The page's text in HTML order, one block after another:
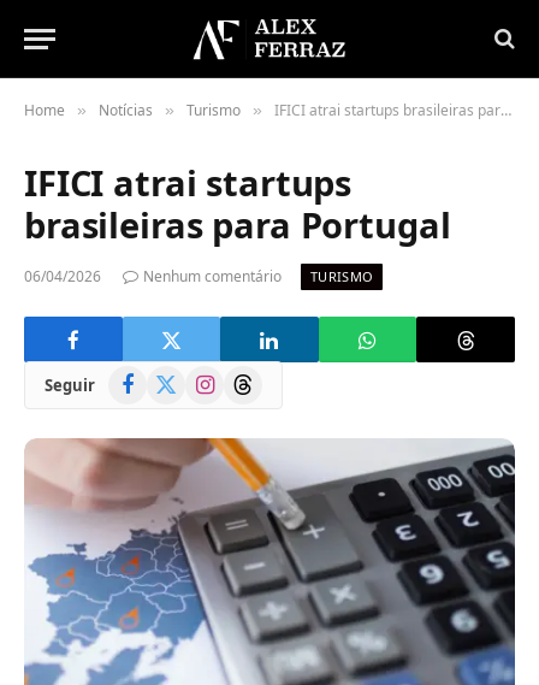
Home » Notícias » Turismo » IFICI atrai startups brasileiras para Portugal
IFICI atrai startups
brasileiras para Portugal
06/04/2026 Nenhum comentário TURISMO
Seguir Facebook
(Twitter)
InstagramThreads